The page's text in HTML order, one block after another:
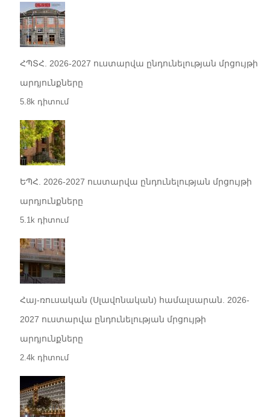
ՀՊՏՀ. 2026-2027 ուստարվա ընդունելության մրցույթի
արդյունքները
5.8k դիտում
ԵՊՀ. 2026-2027 ուստարվա ընդունելության մրցույթի
արդյունքները
5.1k դիտում
Հայ-ռուսական (Սլավոնական) համալսարան. 2026-
2027 ուստարվա ընդունելության մրցույթի
արդյունքները
2.4k դիտում